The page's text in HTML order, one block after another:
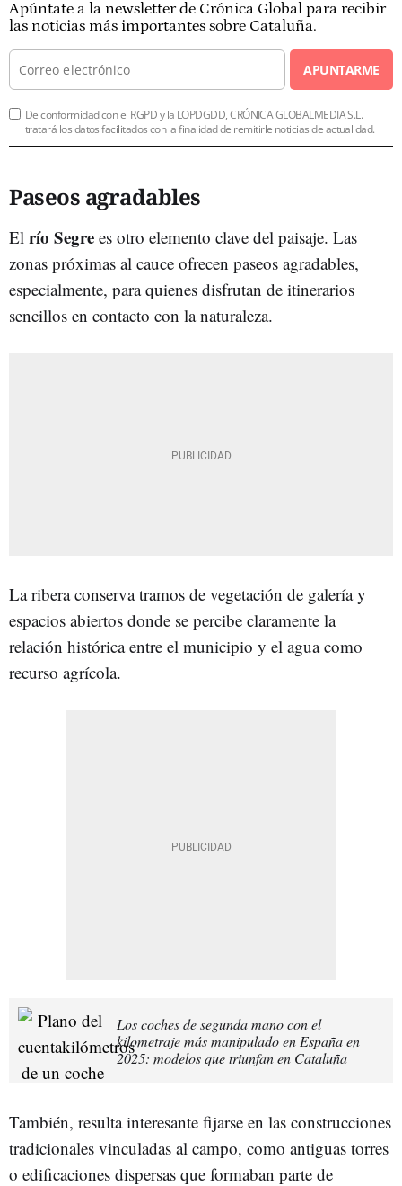
Apúntate a la newsletter de Crónica Global para recibir
las noticias más importantes sobre Cataluña.
APUNTARME
De conformidad con el RGPD y la LOPDGDD, CRÓNICA GLOBALMEDIA S.L.
tratará los datos facilitados con la finalidad de remitirle noticias de actualidad.
Paseos agradables
El río Segre es otro elemento clave del paisaje. Las
zonas próximas al cauce ofrecen paseos agradables,
especialmente, para quienes disfrutan de itinerarios
sencillos en contacto con la naturaleza.
La ribera conserva tramos de vegetación de galería y
espacios abiertos donde se percibe claramente la
relación histórica entre el municipio y el agua como
recurso agrícola.
Los coches de segunda mano con el
kilometraje más manipulado en España en
2025: modelos que triunfan en Cataluña
También, resulta interesante fijarse en las construcciones
tradicionales vinculadas al campo, como antiguas torres
o edificaciones dispersas que formaban parte de